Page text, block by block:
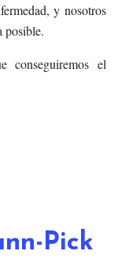
y nosotros
posible.
conseguiremos el
Pick